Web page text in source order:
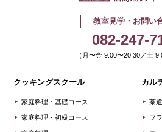
教室見学・お問い
082-247-
（月〜金 9:00〜20:30／土
クッキングスクール
家庭料理・基礎コース
家庭料理・初級コース
カル
茶道
フ